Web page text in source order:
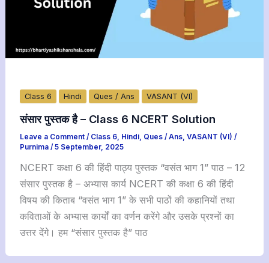
Class 6 Hindi Ques / Ans VASANT (VI)
संसार पुस्तक है – Class 6 NCERT Solution
Leave a Comment / Class 6, Hindi, Ques / Ans,VASANT (VI) /
Purnima/5 September, 2025
NCERT कक्षा 6 की हिंदी पाठ्य पुस्तक “वसंत भाग 1” पाठ – 12
संसार पुस्तक है – अभ्यास कार्य NCERT की कक्षा 6 की हिंदी
विषय की किताब “वसंत भाग 1” के सभी पाठों की कहानियों तथा
कविताओं के अभ्यास कार्यों का वर्णन करेंगे और उसके प्रश्नों का
उत्तर देंगे। हम “संसार पुस्तक है” पाठ